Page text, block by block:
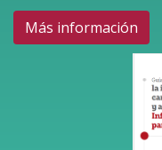
Más información